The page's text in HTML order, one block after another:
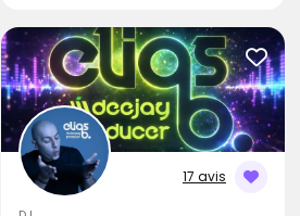
17 avis